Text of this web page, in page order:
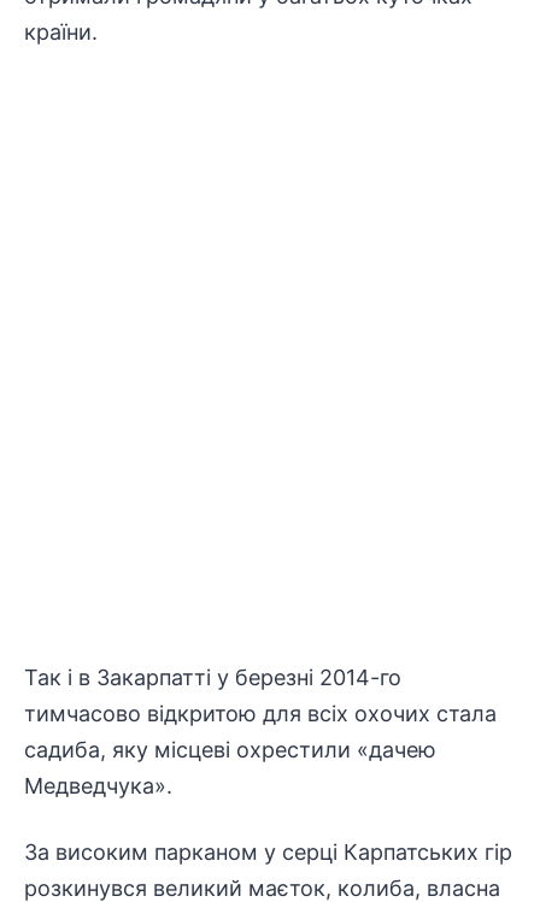
країни.
Так і в Закарпатті у березні 2014-го
тимчасово відкритою для всіх охочих стала
садиба, яку місцеві охрестили «дачею
Медведчука».
За високим парканом у серці Карпатських гір
розкинувся великий маєток, колиба, власна